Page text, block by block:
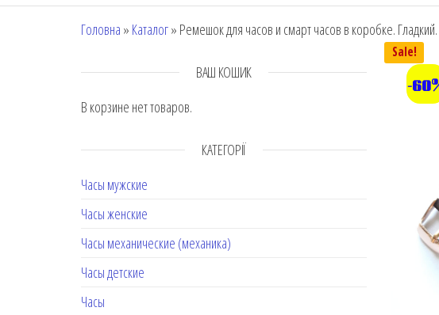
Головна » Каталог» Ремешок для часов и смарт часов в коробке.
ВАШ КОШИК
В корзине нет товаров.
КАТЕГОРІЇ
Часы мужские
Часы женские
Часы механические (механика)
Часы детские
Часы
Sale!
-